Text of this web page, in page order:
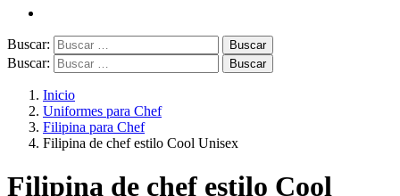
Buscar:
Buscar:
Inicio
Uniformes para Chef
Filipina para Chef
Filipina de chef estilo Cool Unisex
Filipina de chef estilo Cool